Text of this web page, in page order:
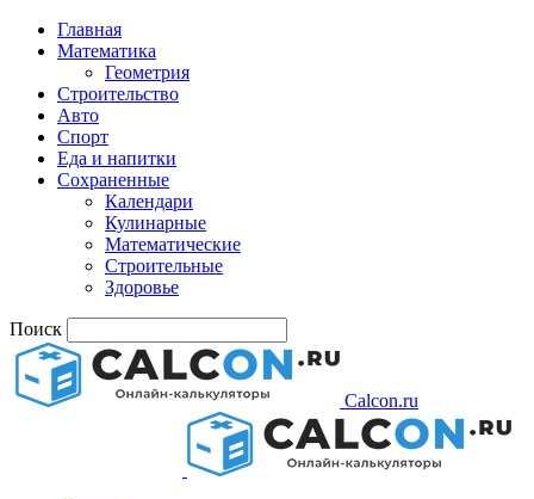
Главная
Математика
Геометрия
Строительство
Авто
Спорт
Еда и напитки
Сохраненные
Календари
Кулинарные
Математические
Строительные
Здоровье
Поиск
Calcon.ru